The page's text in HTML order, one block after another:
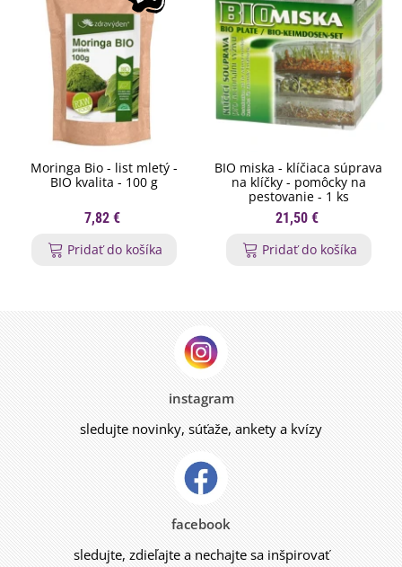
Moringa Bio - list mletý -
BIO kvalita - 100 g
7,82 €
Pridať do košíka
BIO miska - klíčiaca súprava
na klíčky - pomôcky na
pestovanie - 1 ks
21,50 €
Pridať do košíka
instagram
sledujte novinky, súťaže, ankety a kvízy
facebook
sledujte, zdieľajte a nechajte sa inšpirovať